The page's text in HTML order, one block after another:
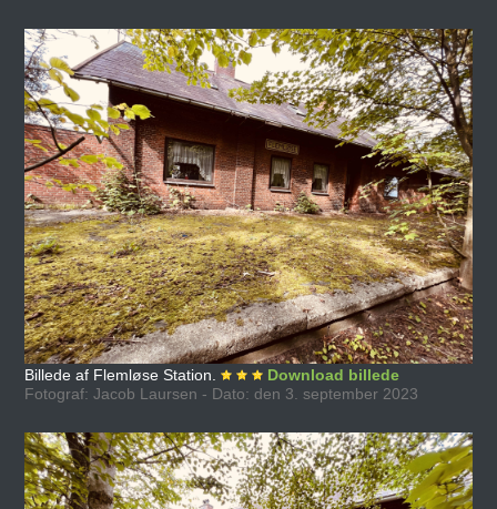
Billede af Flemløse Station.
Download billede
Fotograf: Jacob Laursen - Dato: den 3. september 2023